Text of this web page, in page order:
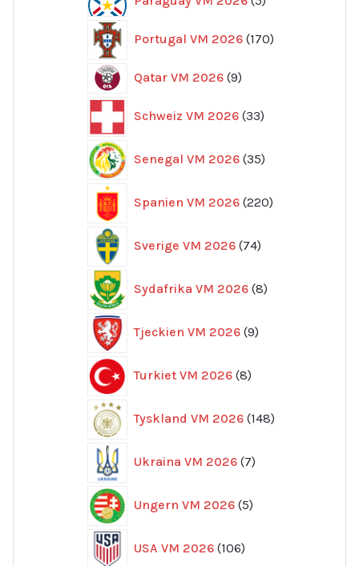
Portugal VM 2026 170
produkter
Qatar VM 2026 99
Schweiz VM 2026 33
produkter
Senegal VM 2026 35
produkter
Spanien VM 2026 220
produkter
Sverige VM 2026 74
produkter
Sydafrika VM 2026 8
produkter
Tjeckien VM 2026 9
produkter
Turkiet VM 2026 8
produkter
Tyskland VM 2026 148
produkter
Ukraina VM 2026 7
produkter
Ungern VM 2026 5
produkter
USA VM 2026 106
produkter